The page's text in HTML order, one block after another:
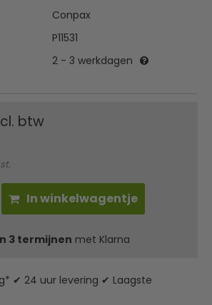
Conpax
P11531
2 - 3 werkdagen
btw
In winkelwagentje
3 termijnen met Klarna
✔ 24 uur levering ✔ Laagste